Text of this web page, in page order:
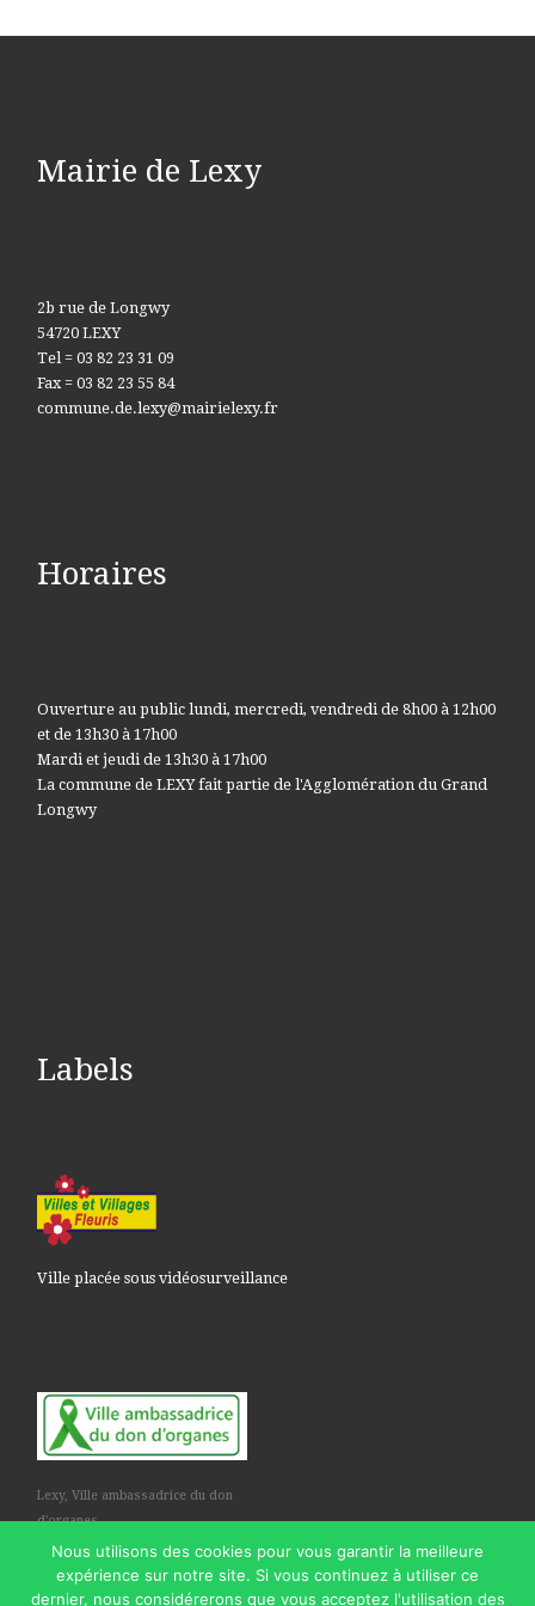
Mairie de Lexy
2b rue de Longwy
54720 LEXY
Tel = 03 82 23 31 09
Fax = 03 82 23 55 84
commune.de.lexy@mairielexy.fr
Horaires
Ouverture au public lundi, mercredi, vendredi de 8h00 à 12h00
et de 13h30 à 17h00
Mardi et jeudi de 13h30 à 17h00
La commune de LEXY fait partie de l'Agglomération du Grand
Longwy
Labels
Ville placée sous vidéosurveillance
Lexy, Ville ambassadrice du don
d'organes
Nous utilisons des cookies pour vous garantir la meilleure
expérience sur notre site. Si vous continuez à utiliser ce
dernier, nous considérerons que vous acceptez l'utilisation des